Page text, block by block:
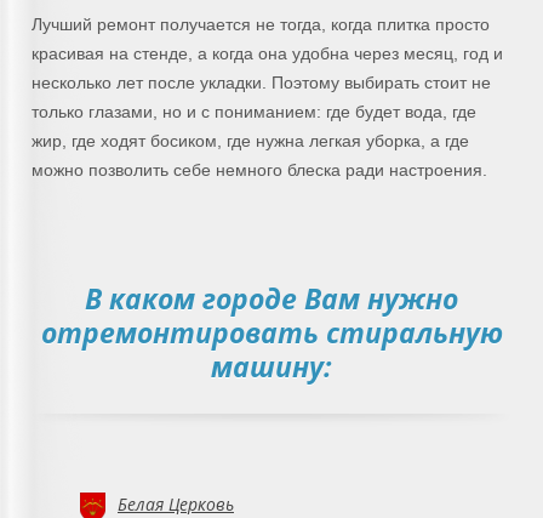
Лучший ремонт получается не тогда, когда плитка просто
красивая на стенде, а когда она удобна через месяц, год и
несколько лет после укладки. Поэтому выбирать стоит не
только глазами, но и с пониманием: где будет вода, где
жир, где ходят босиком, где нужна легкая уборка, а где
можно позволить себе немного блеска ради настроения.
В каком городе Вам нужно
отремонтировать стиральную
машину:
Белая Церковь